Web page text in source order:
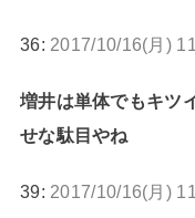
36: 2017/10/16(月)
増井は単体でもキツ
せな駄目やね
39: 2017/10/16(月)